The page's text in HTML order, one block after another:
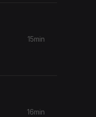
15min
16min